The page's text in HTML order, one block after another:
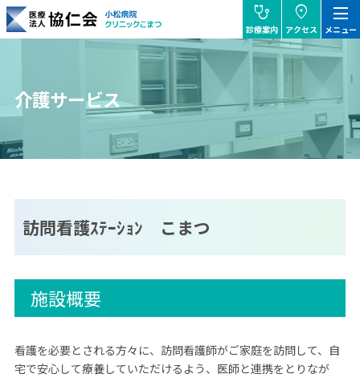
協仁会小松病院
stethoscope
診療案内
location_on
アクセス
dehaze
メニュー
介護サービス
訪問看護ｽﾃｰｼｮﾝ こまつ
施設概要
看護を必要とされる方々に、訪問看護師がご家庭を訪問して、自
宅で安心して療養していただけるよう、医師と連携をとりなが